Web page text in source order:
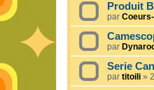
Produit
par
par
Serie
par titoili »